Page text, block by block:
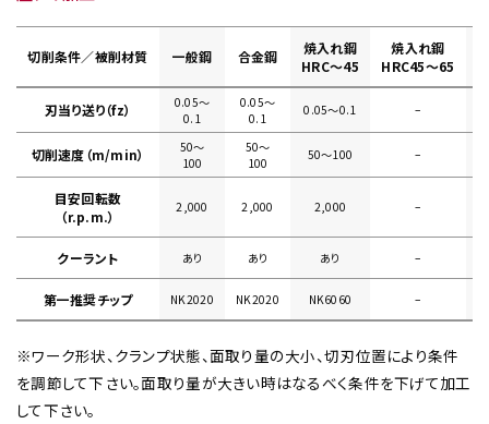
切削条件／被削材質 一般鋼 合金鋼
焼入れ鋼
HRC～45
焼入れ鋼
HRC45～65
刃当り送り（fz）
0.05〜
0.1
0.05〜
0.1
0.05〜0.1 –
切削速度（m/min）
50〜
100
50〜
100
50〜100 –
目安回転数
（r.p.m.）
2,000 2,000 2,000 –
クーラント あり あり あり –
第一推奨チップ NK2020 NK2020 NK6060 –
※ワーク形状、クランプ状態、面取り量の大小、切刃位置により条件
を調節して下さい。面取り量が大きい時はなるべく条件を下げて加工
して下さい。